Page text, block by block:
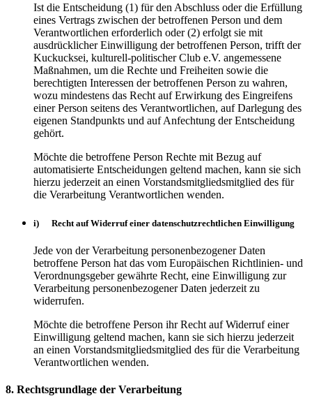
Ist die Entscheidung (1) für den Abschluss oder die Erfüllung
eines Vertrags zwischen der betroffenen Person und dem
Verantwortlichen erforderlich oder (2) erfolgt sie mit
ausdrücklicher Einwilligung der betroffenen Person, trifft der
Kuckucksei, kulturell-politischer Club e.V. angemessene
Maßnahmen, um die Rechte und Freiheiten sowie die
berechtigten Interessen der betroffenen Person zu wahren,
wozu mindestens das Recht auf Erwirkung des Eingreifens
einer Person seitens des Verantwortlichen, auf Darlegung des
eigenen Standpunkts und auf Anfechtung der Entscheidung
gehört.
Möchte die betroffene Person Rechte mit Bezug auf
automatisierte Entscheidungen geltend machen, kann sie sich
hierzu jederzeit an einen Vorstandsmitgliedsmitglied des für
die Verarbeitung Verantwortlichen wenden.
i) Recht auf Widerruf einer datenschutzrechtlichen Einwilligung
Jede von der Verarbeitung personenbezogener Daten
betroffene Person hat das vom Europäischen Richtlinien- und
Verordnungsgeber gewährte Recht, eine Einwilligung zur
Verarbeitung personenbezogener Daten jederzeit zu
widerrufen.
Möchte die betroffene Person ihr Recht auf Widerruf einer
Einwilligung geltend machen, kann sie sich hierzu jederzeit
an einen Vorstandsmitgliedsmitglied des für die Verarbeitung
Verantwortlichen wenden.
8. Rechtsgrundlage der Verarbeitung